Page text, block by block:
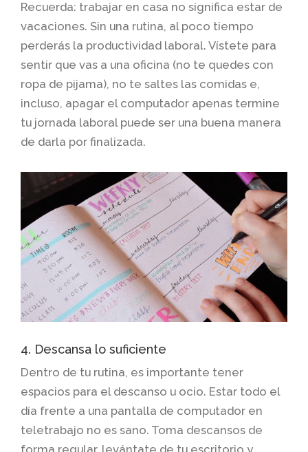
Recuerda: trabajar en casa no significa estar de
vacaciones. Sin una rutina, al poco tiempo
perderás la productividad laboral. Vístete para
sentir que vas a una oficina (no te quedes con
ropa de pijama), no te saltes las comidas e,
incluso, apagar el computador apenas termine
tu jornada laboral puede ser una buena manera
de darla por finalizada.
4. Descansa lo suficiente
Dentro de tu rutina, es importante tener
espacios para el descanso u ocio. Estar todo el
día frente a una pantalla de computador en
teletrabajo no es sano. Toma descansos de